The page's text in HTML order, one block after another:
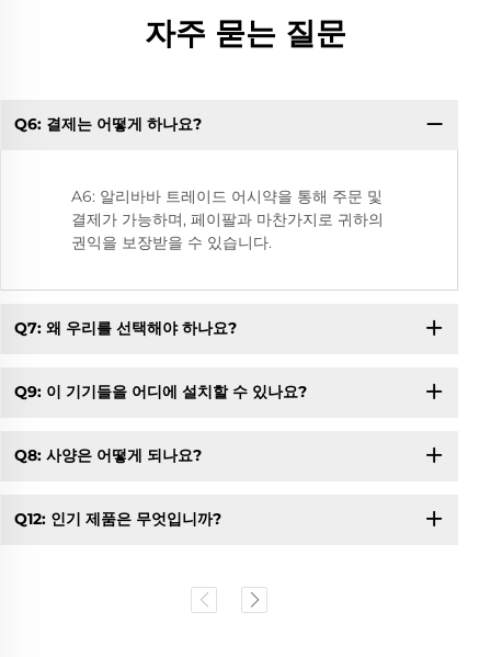
자주 묻는 질문
Q6: 결제는 어떻게 하나요?
A6: 알리바바 트레이드 어시약을 통해 주문 및
결제가 가능하며, 페이팔과 마찬가지로 귀하의
권익을 보장받을 수 있습니다.
Q7: 왜 우리를 선택해야 하나요?
Q9: 이 기기들을 어디에 설치할 수 있나요?
Q8: 사양은 어떻게 되나요?
Q12: 인기 제품은 무엇입니까?